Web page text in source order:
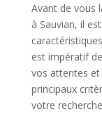
Avant de vous
à Sauvian, il
est impératif
vos attentes et
principaux
votre